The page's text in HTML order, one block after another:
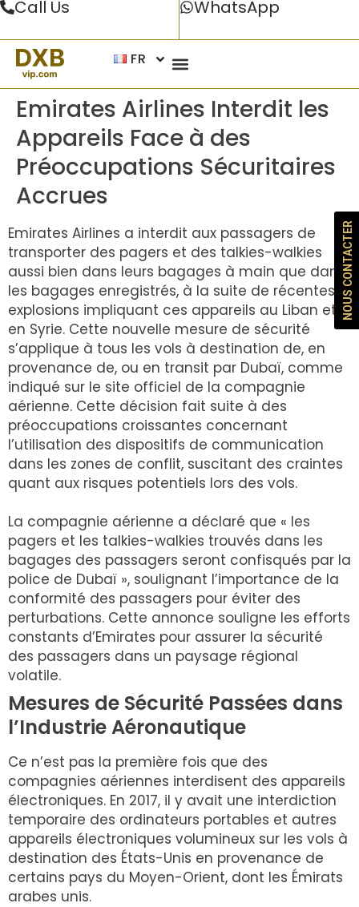
Call Us WhatsApp
FR
Emirates Airlines Interdit les
Appareils Face à des
Préoccupations Sécuritaires
Accrues
Emirates Airlines a interdit aux passagers de
transporter des pagers et des talkies-walkies
aussi bien dans leurs bagages à main que dans
les bagages enregistrés, à la suite de récentes
explosions impliquant ces appareils au Liban et
en Syrie. Cette nouvelle mesure de sécurité
s’applique à tous les vols à destination de, en
provenance de, ou en transit par Dubaï, comme
indiqué sur le site officiel de la compagnie
aérienne. Cette décision fait suite à des
préoccupations croissantes concernant
l’utilisation des dispositifs de communication
dans les zones de conflit, suscitant des craintes
quant aux risques potentiels lors des vols.
La compagnie aérienne a déclaré que « les
pagers et les talkies-walkies trouvés dans les
bagages des passagers seront confisqués par la
police de Dubaï », soulignant l’importance de la
conformité des passagers pour éviter des
perturbations. Cette annonce souligne les efforts
constants d’Emirates pour assurer la sécurité
des passagers dans un paysage régional
volatile.
Mesures de Sécurité Passées dans
l’Industrie Aéronautique
Ce n’est pas la première fois que des
compagnies aériennes interdisent des appareils
électroniques. En 2017, il y avait une interdiction
temporaire des ordinateurs portables et autres
appareils électroniques volumineux sur les vols à
destination des États-Unis en provenance de
certains pays du Moyen-Orient, dont les Émirats
arabes unis.
NOUS CONTACTER